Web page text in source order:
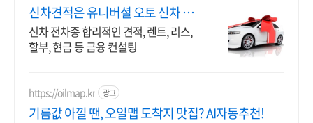
신차견적은 유니버셜 오토 신차 할
부 신차 캐쉬백
신차 전차종 합리적인 견적, 렌트, 리스,
할부, 현금 등 금융 컨설팅
https://oilmap.kr 광고
기름값 아낄 땐, 오일맵 도착지 맛집? AI자동추천!